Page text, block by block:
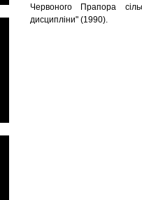
Червоного Прапора
дисципліни" (1990).